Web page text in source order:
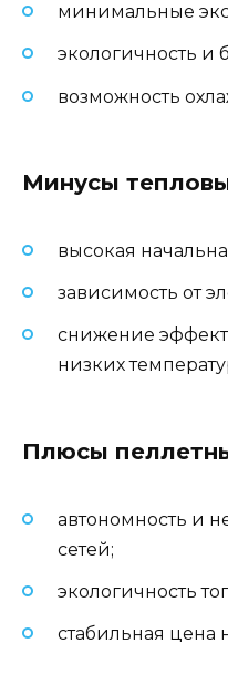
минимальные
экологичность и
возможность
Минусы
высокая
зависимость от
снижение
низких
Плюсы
автономность и
сетей;
экологичность
стабильная цена